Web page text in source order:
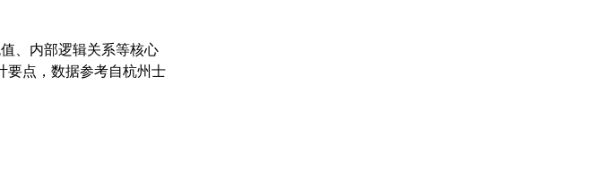
、内部逻辑关系等核心
要点，数据参考自杭州士